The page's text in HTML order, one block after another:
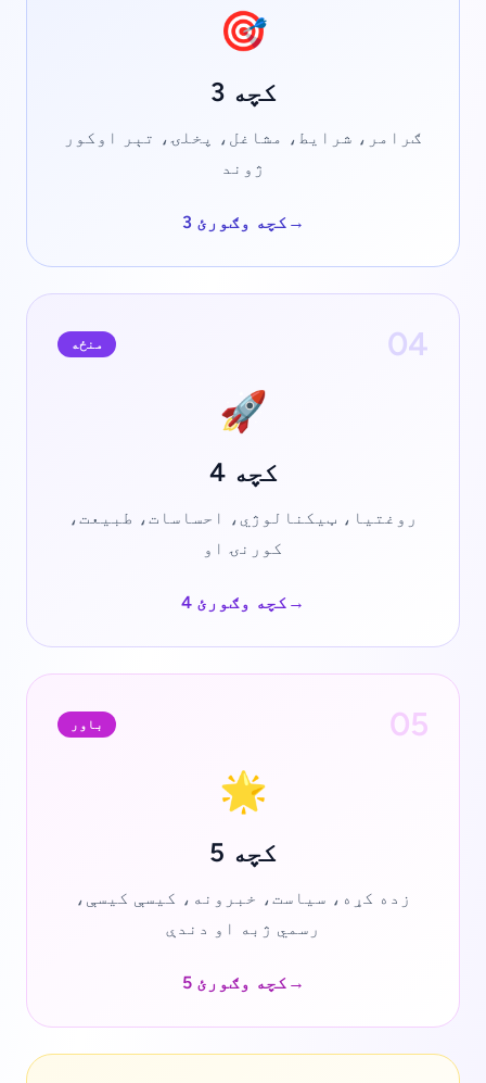
🎯
کچه 3
ګرامر، شرایط، مشاغل، پخلۍ، تېر اوکور
ژوند
کچه وګورئ 3 →
منځه 04
🚀
کچه 4
روغتیا، ټیکنالوژي، احساسات، طبیعت،
کورنۍ او
کچه وګورئ 4 →
باور 05
🌟
کچه 5
زده کړه، سیاست، خبرونه، کیسې کیسې،
رسمي ژبه او دندې
کچه وګورئ 5 →